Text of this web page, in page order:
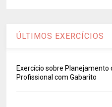
ÚLTIMOS EXERCÍCIOS
Exercício sobre Planejamento
Profissional com Gabarito